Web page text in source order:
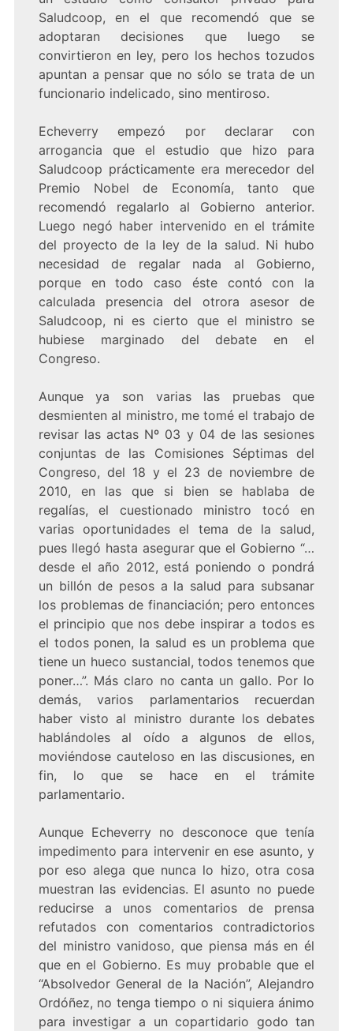
Saludcoop, en el que recomendó que se
adoptaran decisiones que luego se
convirtieron en ley, pero los hechos tozudos
apuntan a pensar que no sólo se trata de un
funcionario indelicado, sino mentiroso.
Echeverry empezó por declarar con
arrogancia que el estudio que hizo para
Saludcoop prácticamente era merecedor del
Premio Nobel de Economía, tanto que
recomendó regalarlo al Gobierno anterior.
Luego negó haber intervenido en el trámite
del proyecto de la ley de la salud. Ni hubo
necesidad de regalar nada al Gobierno,
porque en todo caso éste contó con la
calculada presencia del otrora asesor de
Saludcoop, ni es cierto que el ministro se
hubiese marginado del debate en el
Congreso.
Aunque ya son varias las pruebas que
desmienten al ministro, me tomé el trabajo de
revisar las actas Nº 03 y 04 de las sesiones
conjuntas de las Comisiones Séptimas del
Congreso, del 18 y el 23 de noviembre de
2010, en las que si bien se hablaba de
regalías, el cuestionado ministro tocó en
varias oportunidades el tema de la salud,
pues llegó hasta asegurar que el Gobierno “…
desde el año 2012, está poniendo o pondrá
un billón de pesos a la salud para subsanar
los problemas de financiación; pero entonces
el principio que nos debe inspirar a todos es
el todos ponen, la salud es un problema que
tiene un hueco sustancial, todos tenemos que
poner…”. Más claro no canta un gallo. Por lo
demás, varios parlamentarios recuerdan
haber visto al ministro durante los debates
hablándoles al oído a algunos de ellos,
moviéndose cauteloso en las discusiones, en
fin, lo que se hace en el trámite
parlamentario.
Aunque Echeverry no desconoce que tenía
impedimento para intervenir en ese asunto, y
por eso alega que nunca lo hizo, otra cosa
muestran las evidencias. El asunto no puede
reducirse a unos comentarios de prensa
refutados con comentarios contradictorios
del ministro vanidoso, que piensa más en él
que en el Gobierno. Es muy probable que el
“Absolvedor General de la Nación”, Alejandro
Ordóñez, no tenga tiempo o ni siquiera ánimo
para investigar a un copartidario godo tan